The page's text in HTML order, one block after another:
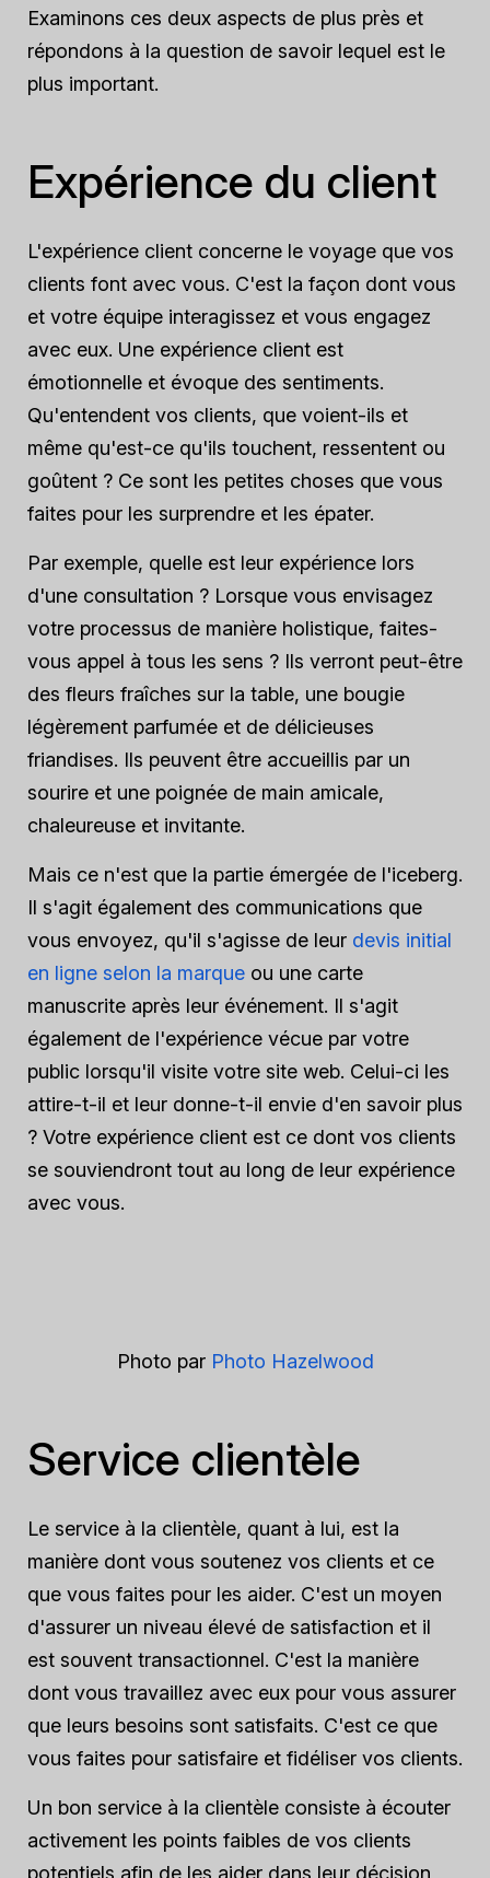
Examinons ces deux aspects de plus près et
répondons à la question de savoir lequel est le
plus important.
Expérience du client
L'expérience client concerne le voyage que vos
clients font avec vous. C'est la façon dont vous
et votre équipe interagissez et vous engagez
avec eux. Une expérience client est
émotionnelle et évoque des sentiments.
Qu'entendent vos clients, que voient-ils et
même qu'est-ce qu'ils touchent, ressentent ou
goûtent ? Ce sont les petites choses que vous
faites pour les surprendre et les épater.
Par exemple, quelle est leur expérience lors
d'une consultation ? Lorsque vous envisagez
votre processus de manière holistique, faites-
vous appel à tous les sens ? Ils verront peut-être
des fleurs fraîches sur la table, une bougie
légèrement parfumée et de délicieuses
friandises. Ils peuvent être accueillis par un
sourire et une poignée de main amicale,
chaleureuse et invitante.
Mais ce n'est que la partie émergée de l'iceberg.
Il s'agit également des communications que
vous envoyez, qu'il s'agisse de leur devis initial
en ligne selon la marque ou une carte
manuscrite après leur événement. Il s'agit
également de l'expérience vécue par votre
public lorsqu'il visite votre site web. Celui-ci les
attire-t-il et leur donne-t-il envie d'en savoir plus
? Votre expérience client est ce dont vos clients
se souviendront tout au long de leur expérience
avec vous.
Photo par Photo Hazelwood
Service clientèle
Le service à la clientèle, quant à lui, est la
manière dont vous soutenez vos clients et ce
que vous faites pour les aider. C'est un moyen
d'assurer un niveau élevé de satisfaction et il
est souvent transactionnel. C'est la manière
dont vous travaillez avec eux pour vous assurer
que leurs besoins sont satisfaits. C'est ce que
vous faites pour satisfaire et fidéliser vos clients.
Un bon service à la clientèle consiste à écouter
activement les points faibles de vos clients
potentiels afin de les aider dans leur décision